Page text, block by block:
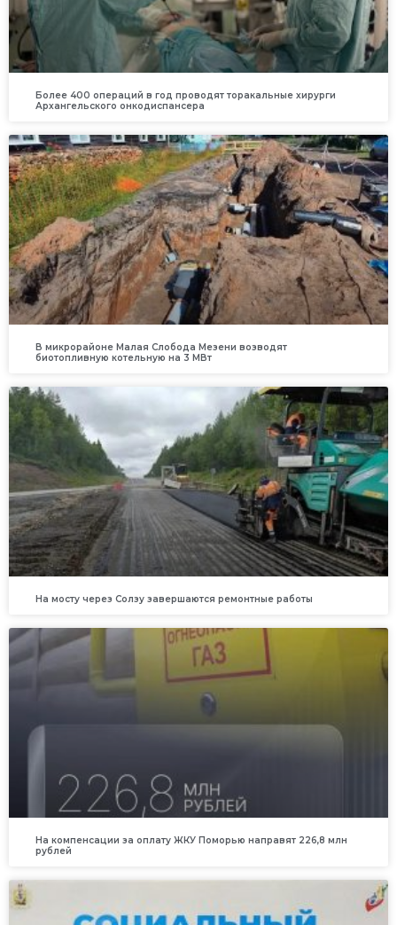
Более 400 операций в год проводят торакальные хирурги
Архангельского онкодиспансера
В микрорайоне Малая Слобода Мезени возводят
биотопливную котельную на 3 МВт
На мосту через Солзу завершаются ремонтные работы
На компенсации за оплату ЖКУ Поморью направят 226,8 млн
рублей